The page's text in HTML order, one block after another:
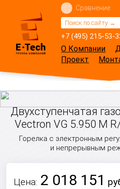
+7 (495) 215-53-
Сравнение
О Компании
Проект
Двухступенчатая
Vectron VG 5.950 M
Горелка с электронным
и непрерывным
Цена: 2 018 151